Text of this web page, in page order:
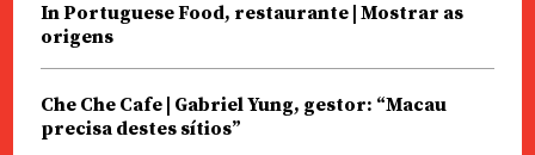
In Portuguese Food, restaurante | Mostrar as
origens
Che Che Cafe | Gabriel Yung, gestor: “Macau
precisa destes sítios”